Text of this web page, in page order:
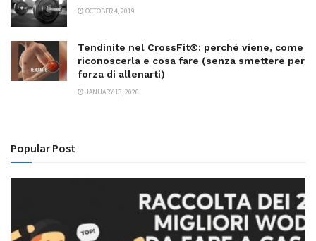
OCTOBER 4, 2019
Tendinite nel CrossFit®: perché viene, come
riconoscerla e cosa fare (senza smettere per
forza di allenarti)
JANUARY 13, 2026
Popular Post